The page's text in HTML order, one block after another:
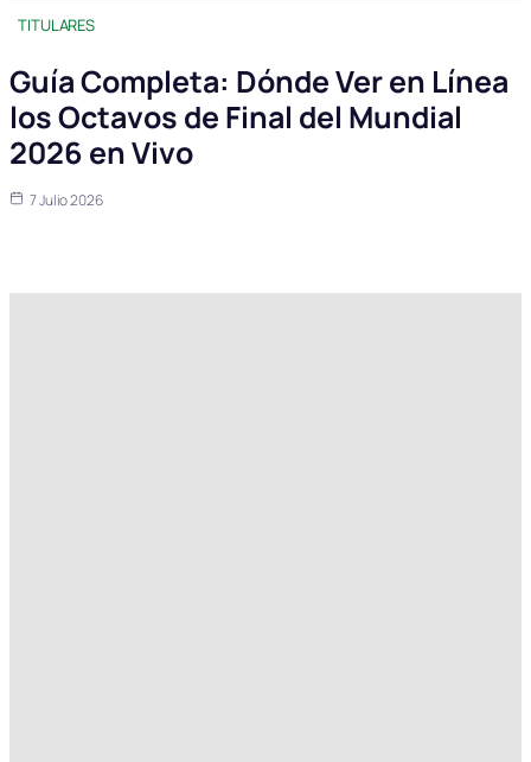
TITULARES
Guía Completa: Dónde Ver en Línea
los Octavos de Final del Mundial
2026 en Vivo
7 Julio 2026